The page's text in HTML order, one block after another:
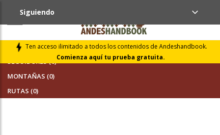
Ten acceso ilimitado a todos los contenidos de Andeshandbook.
Comienza aquí tu prueba gratuita.
Siguiendo
SEGUIDORES (0)
MONTAÑAS (0)
RUTAS (0)